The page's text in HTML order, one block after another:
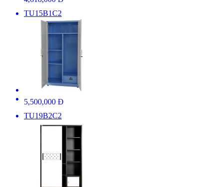
TU15B1C2
5,500,000 Đ
TU19B2C2